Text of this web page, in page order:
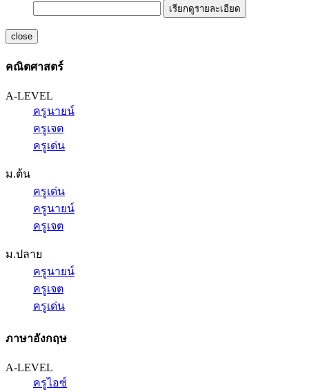
เรียกดูรายละเอียด
close
คณิตศาสตร์
A-LEVEL
ครูนายน์
ครูเจต
ครูเด่น
ม.ต้น
ครูเด่น
ครูนายน์
ครูเจต
ม.ปลาย
ครูนายน์
ครูเจต
ครูเด่น
ภาษาอังกฤษ
A-LEVEL
ครูไอซ์